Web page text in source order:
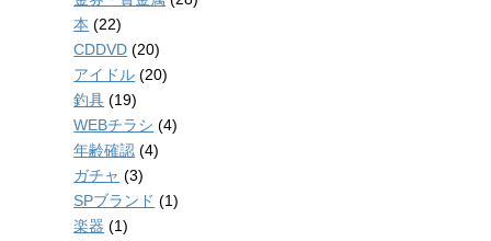
本 (22)
CDDVD (20)
アイドル (20)
釣具 (19)
WEBチラシ (4)
年齢確認 (4)
ガチャ (3)
SPブランド (1)
楽器 (1)